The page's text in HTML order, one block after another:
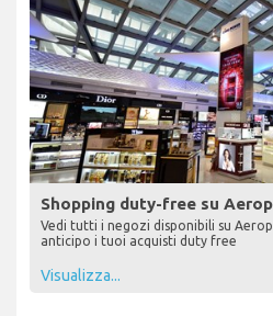
Shopping duty-free su
Vedi tutti i negozi disponibili su
anticipo i tuoi acquisti duty free
Visualizza...